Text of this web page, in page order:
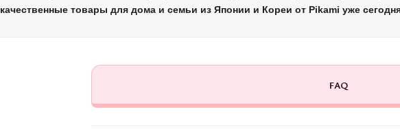
качественные товары для дома и семьи из Японии и Кореи от Pikami уже
FAQ